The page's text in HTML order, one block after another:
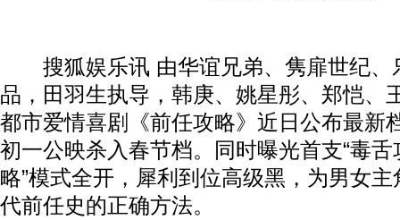
搜狐娱乐讯 由华谊兄弟、隽扉世纪、
品，田羽生执导，韩庚、姚星彤、郑恺、
都市爱情喜剧《前任攻略》近日公布最新
初一公映杀入春节档。同时曝光首支“毒舌
略”模式全开，犀利到位高级黑，为男女
代前任史的正确方法。